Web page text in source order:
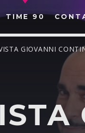
TIME 90
NEL
GIOVANNI